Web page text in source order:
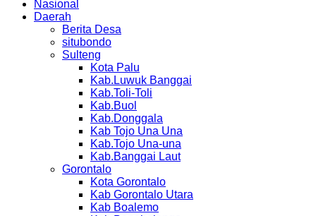
Nasional
Daerah
Berita Desa
situbondo
Sulteng
Kota Palu
Kab.Luwuk Banggai
Kab.Toli-Toli
Kab.Buol
Kab.Donggala
Kab Tojo Una Una
Kab.Tojo Una-una
Kab.Banggai Laut
Gorontalo
Kota Gorontalo
Kab Gorontalo Utara
Kab Boalemo